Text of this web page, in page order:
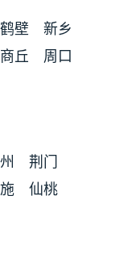
鹤壁
新乡
商丘
周口
荆门
仙桃